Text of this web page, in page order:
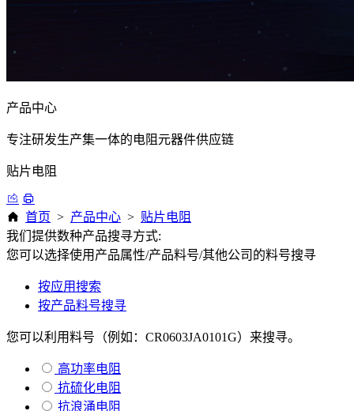
产品中心
专注研发生产集一体的电阻元器件供应链
贴片电阻
首页 > 产品中心 > 贴片电阻
我们提供数种产品搜寻方式:
您可以选择使用产品属性/产品料号/其他公司的料号搜寻
按应用搜索
按产品料号搜寻
您可以利用料号（例如：CR0603JA0101G）来搜寻。
高功率电阻
抗硫化电阻
抗浪涌电阻